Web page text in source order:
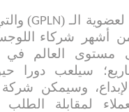
الـ (GPLN
)
أشهر شركاء
مستوى العالم في
سيلعب دورا
وسيمكن
لمقابلة الطلب